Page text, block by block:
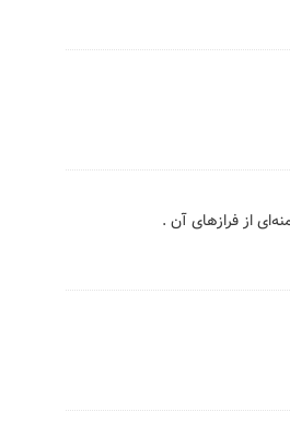
از فرازهای آن .